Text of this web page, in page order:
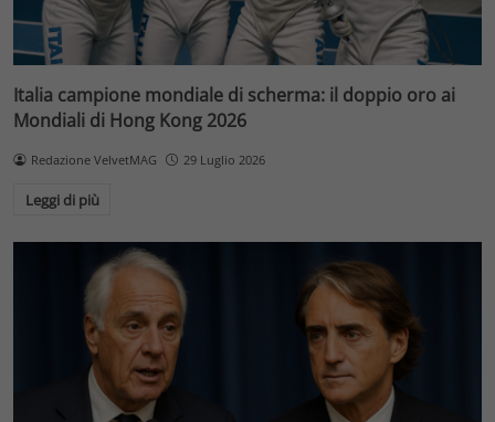
Italia campione mondiale di scherma: il doppio oro ai
Mondiali di Hong Kong 2026
Redazione VelvetMAG 29 Luglio 2026
Leggi di più